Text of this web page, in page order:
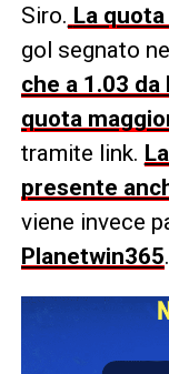
Siro. La quota
gol segnato
che a 1.03
quota
tramite link.
presente
viene invece
Planetwin365.